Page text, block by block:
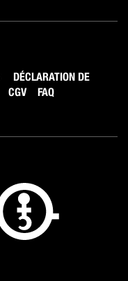
DÉCLARATION DE
CGV FAQ